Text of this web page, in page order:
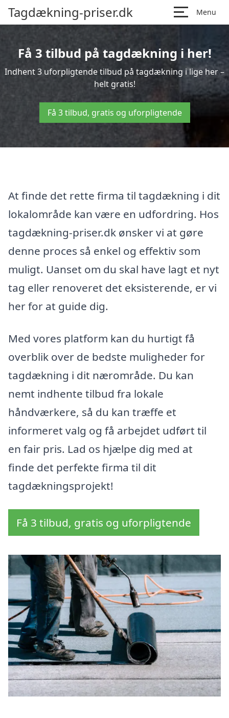
Tagdækning-priser.dk Menu
Få 3 tilbud på tagdækning i her!
Indhent 3 uforpligtende tilbud på tagdækning i lige her –
helt gratis!
Få 3 tilbud, gratis og uforpligtende
At finde det rette firma til tagdækning i dit
lokalområde kan være en udfordring. Hos
tagdækning-priser.dk ønsker vi at gøre
denne proces så enkel og effektiv som
muligt. Uanset om du skal have lagt et nyt
tag eller renoveret det eksisterende, er vi
her for at guide dig.
Med vores platform kan du hurtigt få
overblik over de bedste muligheder for
tagdækning i dit nærområde. Du kan
nemt indhente tilbud fra lokale
håndværkere, så du kan træffe et
informeret valg og få arbejdet udført til
en fair pris. Lad os hjælpe dig med at
finde det perfekte firma til dit
tagdækningsprojekt!
Få 3 tilbud, gratis og uforpligtende